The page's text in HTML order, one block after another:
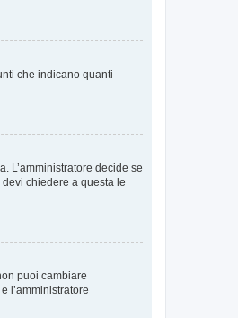
che indicano quanti
L’amministratore decide se
chiedere a questa le
puoi cambiare
l’amministratore